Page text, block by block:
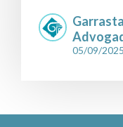
05/09/2025